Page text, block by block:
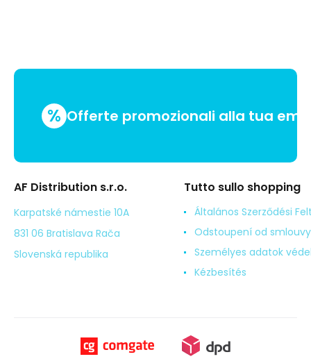
% Offerte promozionali alla tua
AF Distribution s.r.o.
Karpatské námestie 10A
831 06 Bratislava Rača
Slovenská republika
Tutto sullo shopping
Általános Szerződési
Odstoupení od smlouvy
Személyes adatok
Kézbesítés